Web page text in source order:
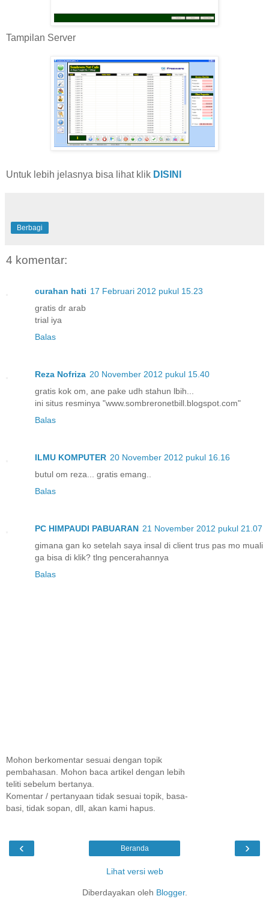
Tampilan Server
Untuk lebih jelasnya bisa lihat klik DISINI
Berbagi
4 komentar:
curahan hati 17 Februari 2012 pukul 15.23
gratis dr arab
trial iya
Balas
Reza Nofriza 20 November 2012 pukul 15.40
gratis kok om, ane pake udh stahun lbih...
ini situs resminya "www.sombreronetbill.blogspot.com"
Balas
ILMU KOMPUTER 20 November 2012 pukul 16.16
butul om reza... gratis emang..
Balas
PC HIMPAUDI PABUARAN 21 November 2012 pukul 21.07
gimana gan ko setelah saya insal di client trus pas mo muali
ga bisa di klik? tlng pencerahannya
Balas
Mohon berkomentar sesuai dengan topik
pembahasan. Mohon baca artikel dengan lebih
teliti sebelum bertanya.
Komentar / pertanyaan tidak sesuai topik, basa-
basi, tidak sopan, dll, akan kami hapus.
‹ ›
Beranda
Lihat versi web
Diberdayakan oleh Blogger.